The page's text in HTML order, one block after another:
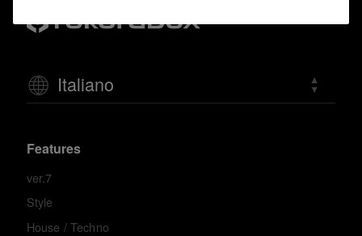
Italiano
Features
ver.7
Style
House / Techno